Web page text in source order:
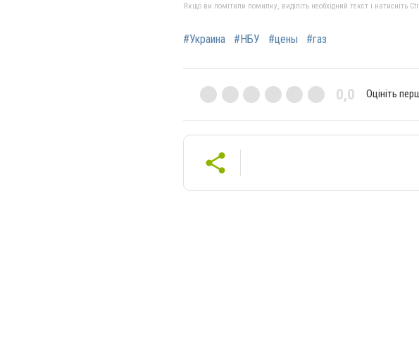
Якщо ви помітили помилку, виділіть необхідний текст і натисніть
#Украина #НБУ #цены #газ
0,0 Оцініть